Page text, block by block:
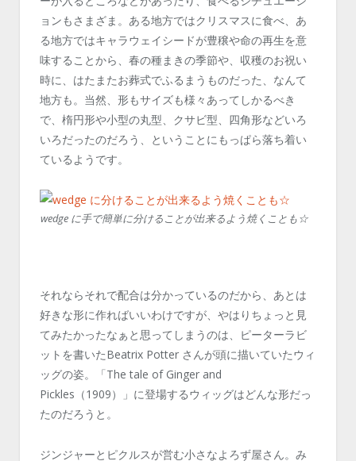
ョンもさまざま。ある地方ではクリスマスに食べ、あ
る地方ではキャラウェイシードが豊穣や命の再生を意
味することから、春の種まきの季節や、収穫のお祝い
時に、はたまたお葬式でふるまうものだった、なんて
地方も。当然、形もサイズも様々あってしかるべき
で、楕円形や小型の丸型、クサビ型、四角形などいろ
いろだったのだろう、ということにもっぱら落ち着い
ているようです。
wedge に手で簡単に分けることが出来るよう焼くことも☆
それならそれで配合は分かっているのだから、あとは
好きな形に作ればいいわけですが、やはりちょっと見
てみたかったなぁと思ってしまうのは、ピーターラビ
ットを書いたBeatrix Potter さんが頭に描いていたウィ
ッグの姿。「The tale of Ginger and
Pickles（1909）」に登場するウィッグはどんな形だっ
たのだろうと。
ジンジャーとピクルスが営む小さなよろず屋さん。み